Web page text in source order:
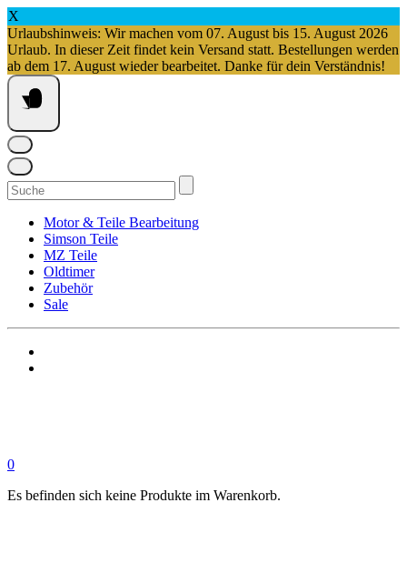
X
Urlaubshinweis: Wir machen vom 07. August bis 15. August 2026
Urlaub. In dieser Zeit findet kein Versand statt. Bestellungen werden
ab dem 17. August wieder bearbeitet. Danke für dein Verständnis!
Springe
zum
Inhalt
Suchen
nach:
Motor & Teile Bearbeitung
Simson Teile
MZ Teile
Oldtimer
Zubehör
Sale
0
Es befinden sich keine Produkte im Warenkorb.